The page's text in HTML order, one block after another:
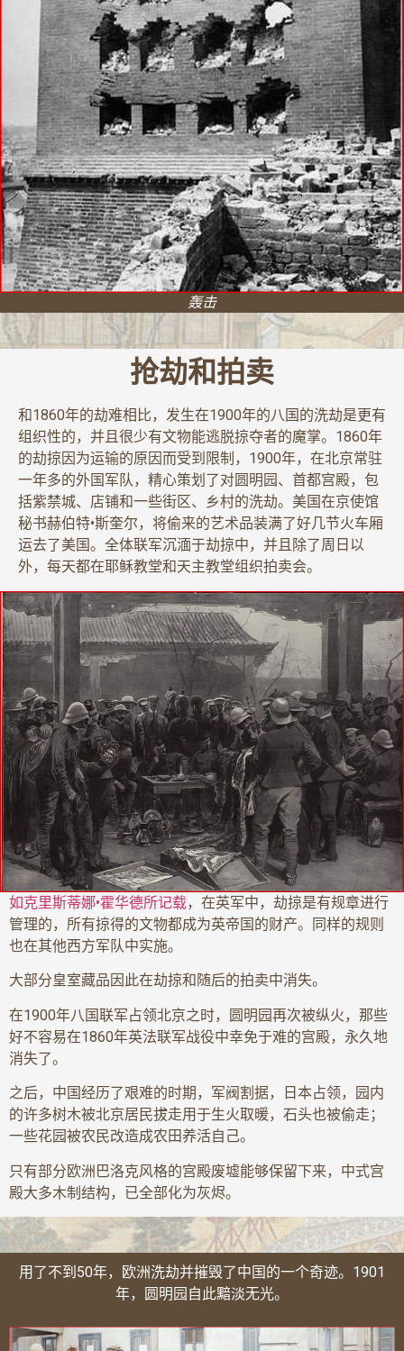
轰击
抢劫和拍卖
和1860年的劫难相比，发生在1900年的八国的洗劫是更有
组织性的，并且很少有文物能逃脱掠夺者的魔掌。1860年
的劫掠因为运输的原因而受到限制，1900年，在北京常驻
一年多的外国军队，精心策划了对圆明园、首都宫殿，包
括紫禁城、店铺和一些街区、乡村的洗劫。美国在京使馆
秘书赫伯特•斯奎尔，将偷来的艺术品装满了好几节火车厢
运去了美国。全体联军沉湎于劫掠中，并且除了周日以
外，每天都在耶稣教堂和天主教堂组织拍卖会。
如克里斯蒂娜•霍华德所记载，在英军中，劫掠是有规章进行
管理的，所有掠得的文物都成为英帝国的财产。同样的规则
也在其他西方军队中实施。
大部分皇室藏品因此在劫掠和随后的拍卖中消失。
在1900年八国联军占领北京之时，圆明园再次被纵火，那些
好不容易在1860年英法联军战役中幸免于难的宫殿，永久地
消失了。
之后，中国经历了艰难的时期，军阀割据，日本占领，园内
的许多树木被北京居民拔走用于生火取暖，石头也被偷走；
一些花园被农民改造成农田养活自己。
只有部分欧洲巴洛克风格的宫殿废墟能够保留下来，中式宫
殿大多木制结构，已全部化为灰烬。
用了不到50年，欧洲洗劫并摧毁了中国的一个奇迹。1901
年，圆明园自此黯淡无光。